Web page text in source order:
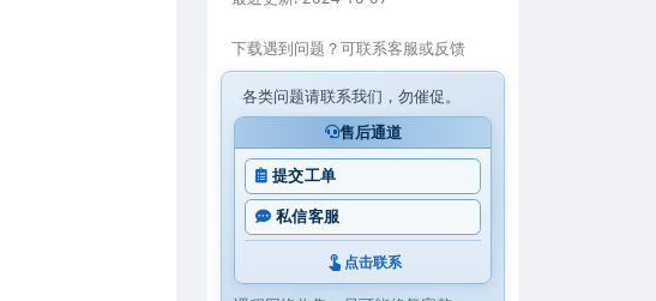
下载遇到问题？可联系客服或反馈
各类问题请联系我们，勿催促。
售后通道
提交工单
私信客服
点击联系